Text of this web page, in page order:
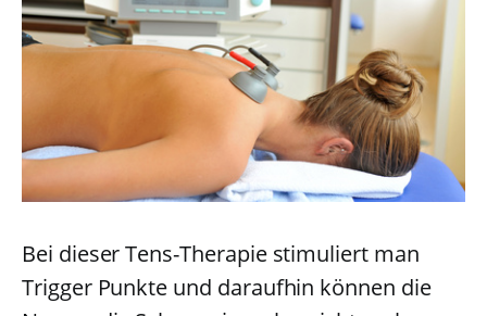
Bei dieser Tens-Therapie stimuliert man
Trigger Punkte und daraufhin können die